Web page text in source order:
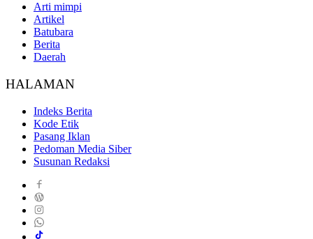
Arti mimpi
Artikel
Batubara
Berita
Daerah
HALAMAN
Indeks Berita
Kode Etik
Pasang Iklan
Pedoman Media Siber
Susunan Redaksi